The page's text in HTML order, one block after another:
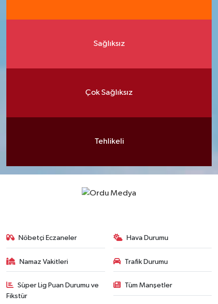
Sağlıksız
Çok Sağlıksız
Tehlikeli
Nöbetçi Eczaneler Hava Durumu
Namaz Vakitleri Trafik Durumu
Süper Lig Puan Durumu ve
Fikstür
Tüm Manşetler